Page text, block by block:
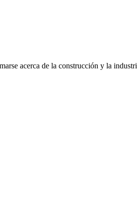
acerca de la construcción y la